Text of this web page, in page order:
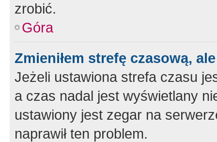
zrobić.
Góra
Zmieniłem strefę czasową,
Jeżeli ustawiona strefa czasu
a czas nadal jest wyświetlany
ustawiony jest zegar na
naprawił ten problem.